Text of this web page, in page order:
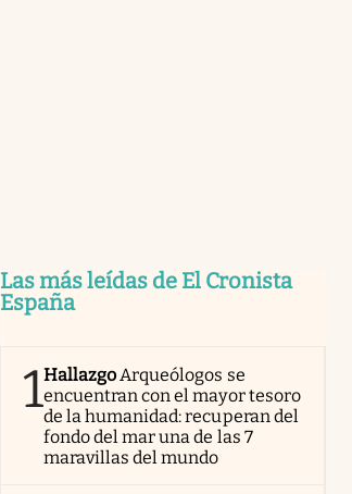
Las más leídas de El Cronista
España
1Hallazgo Arqueólogos se
encuentran con el mayor tesoro
de la humanidad: recuperan del
fondo del mar una de las 7
maravillas del mundo